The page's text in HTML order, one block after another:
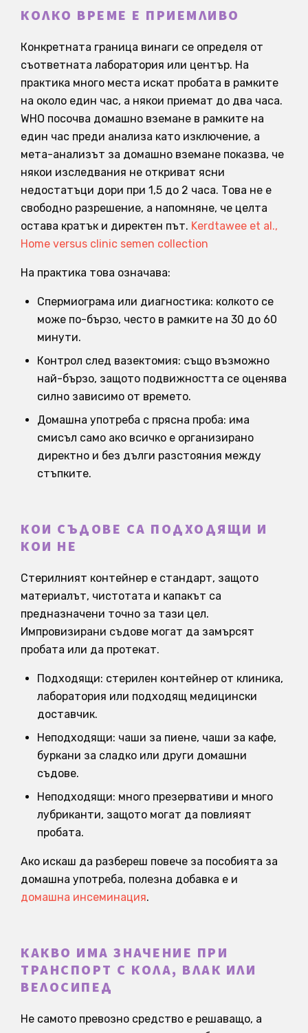
КОЛКО ВРЕМЕ Е ПРИЕМЛИВО
Конкретната граница винаги се определя от
съответната лаборатория или център. На
практика много места искат пробата в рамките
на около един час, а някои приемат до два часа.
WHO посочва домашно вземане в рамките на
един час преди анализа като изключение, а
мета-анализът за домашно вземане показва, че
някои изследвания не откриват ясни
недостатъци дори при 1,5 до 2 часа. Това не е
свободно разрешение, а напомняне, че целта
остава кратък и директен път. Kerdtawee et al.,
Home versus clinic semen collection
На практика това означава:
Спермиограма или диагностика: колкото се
може по-бързо, често в рамките на 30 до 60
минути.
Контрол след вазектомия: също възможно
най-бързо, защото подвижността се оценява
силно зависимо от времето.
Домашна употреба с прясна проба: има
смисъл само ако всичко е организирано
директно и без дълги разстояния между
стъпките.
КОИ СЪДОВЕ СА ПОДХОДЯЩИ И
КОИ НЕ
Стерилният контейнер е стандарт, защото
материалът, чистотата и капакът са
предназначени точно за тази цел.
Импровизирани съдове могат да замърсят
пробата или да протекат.
Подходящи: стерилен контейнер от клиника,
лаборатория или подходящ медицински
доставчик.
Неподходящи: чаши за пиене, чаши за кафе,
буркани за сладко или други домашни
съдове.
Неподходящи: много презервативи и много
лубриканти, защото могат да повлияят
пробата.
Ако искаш да разбереш повече за пособията за
домашна употреба, полезна добавка е и
домашна инсеминация.
КАКВО ИМА ЗНАЧЕНИЕ ПРИ
ТРАНСПОРТ С КОЛА, ВЛАК ИЛИ
ВЕЛОСИПЕД
Не самото превозно средство е решаващо, а